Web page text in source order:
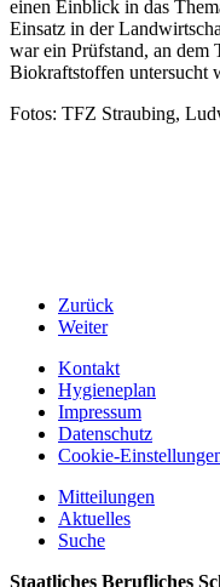
einen Einblick in das
Einsatz in der
war ein Prüfstand, an dem
Biokraftstoffen untersucht
Fotos: TFZ Straubing,
Zurück
Weiter
Kontakt
Hygieneplan
Impressum
Datenschutz
Cookie-
Mitteilungen
Aktuelles
Suche
Staatliches Berufliches